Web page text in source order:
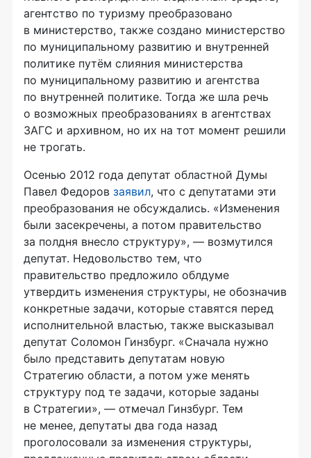
агентство по туризму преобразовано
в министерство, также создано министерство
по муниципальному развитию и внутренней
политике путём слияния министерства
по муниципальному развитию и агентства
по внутренней политике. Тогда же шла речь
о возможных преобразованиях в агентствах
ЗАГС и архивном, но их на тот момент решили
не трогать.
Осенью 2012 года депутат областной Думы
Павел Федоров заявил, что с депутатами эти
преобразования не обсуждались. «Изменения
были засекречены, а потом правительство
за полдня внесло структуру», — возмутился
депутат. Недовольство тем, что
правительство предложило облдуме
утвердить изменения структуры, не обозначив
конкретные задачи, которые ставятся перед
исполнительной властью, также высказывал
депутат Соломон Гинзбург. «Сначала нужно
было представить депутатам новую
Стратегию области, а потом уже менять
структуру под те задачи, которые заданы
в Стратегии», — отмечал Гинзбург. Тем
не менее, депутаты два года назад
проголосовали за изменения структуры,